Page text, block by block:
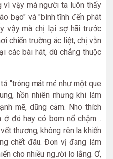
vì vậy mà người ta luôn thấy
bạo" và "bình tĩnh đến phát
vậy mà chị lại sợ hãi trước
chiến trường ác liệt, chị vẫn
các bài hát, dù chẳng thuộc
"trông mát mẻ như một que
hồn nhiên nhưng khi làm
mẽ, dũng cảm. Nho thích
ở đó hay có bom nổ chậm…
thương, không rên la khiến
chết đâu. Đơn vị đang làm
cho nhiều người lo lắng. Ơ,